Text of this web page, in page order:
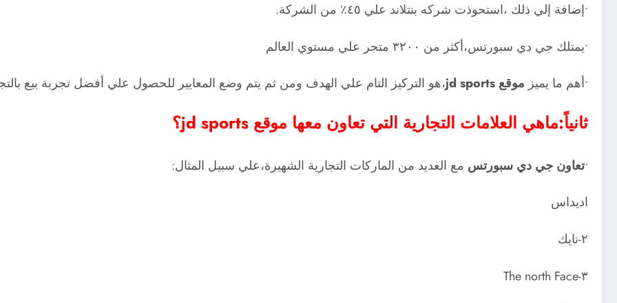
•إضافة إلي ذلك ،استحوذت شركه بنتلاند علي ٤٥٪ من الشركة.
•يمتلك جي دي سبورتس،أكثر من ٣٢٠٠ متجر علي مستوي العالم
•أهم ما يميز موقع jd sports ،هو التركيز التام علي الهدف ومن ثم يتم وضع المعايير للحصول علي أفضل تجربة بيع
ثانياً:ماهي العلامات التجارية التي تعاون معها موقع jd sports؟
•تعاون جي دي سبورتس مع العديد من الماركات التجارية الشهيرة،علي سبيل المثال:
اديداس
٢-نايك
٣-The north Face